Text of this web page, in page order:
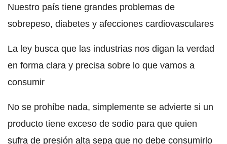
Nuestro país tiene grandes problemas de
sobrepeso, diabetes y afecciones cardiovasculares
La ley busca que las industrias nos digan la verdad
en forma clara y precisa sobre lo que vamos a
consumir
No se prohíbe nada, simplemente se advierte si un
producto tiene exceso de sodio para que quien
sufra de presión alta sepa que no debe consumirlo